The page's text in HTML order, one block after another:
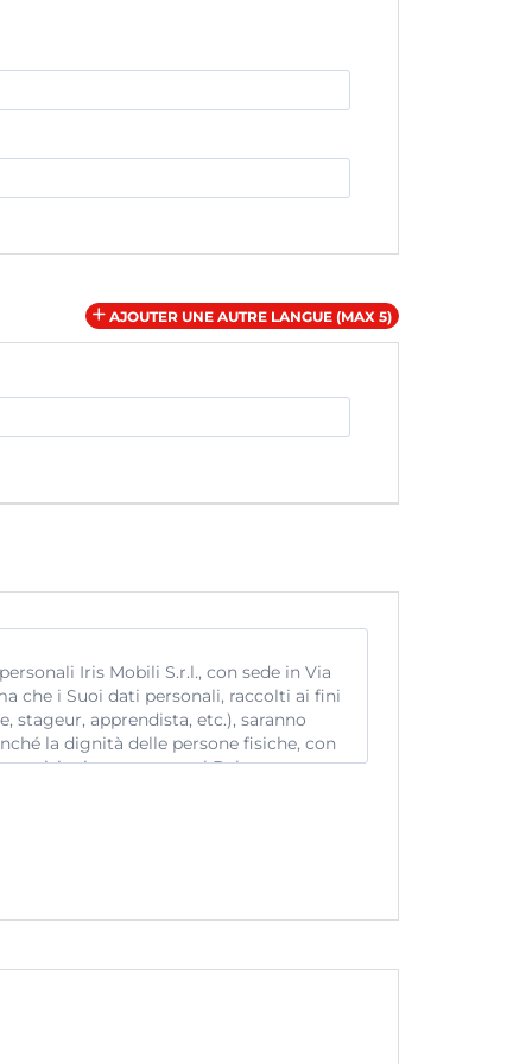
AJOUTER UNE AUTRE LANGUE (MAX 5)